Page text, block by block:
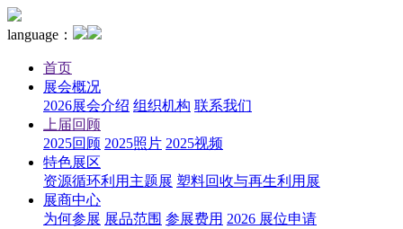
language：
首页
展会概况
2026展会介绍 组织机构 联系我们
上届回顾
2025回顾 2025照片 2025视频
特色展区
资源循环利用主题展 塑料回收与再生利用展
展商中心
为何参展 展品范围 参展费用 2026 展位申请